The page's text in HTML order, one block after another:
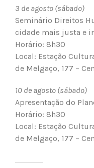
3 de agosto (sábado)
Seminário Direitos
cidade mais justa e
Horário: 8h30
Local: Estação
de Melgaço, 177 –
10 de agosto (sábado)
Apresentação do
Horário: 8h30
Local: Estação
de Melgaço, 177 –